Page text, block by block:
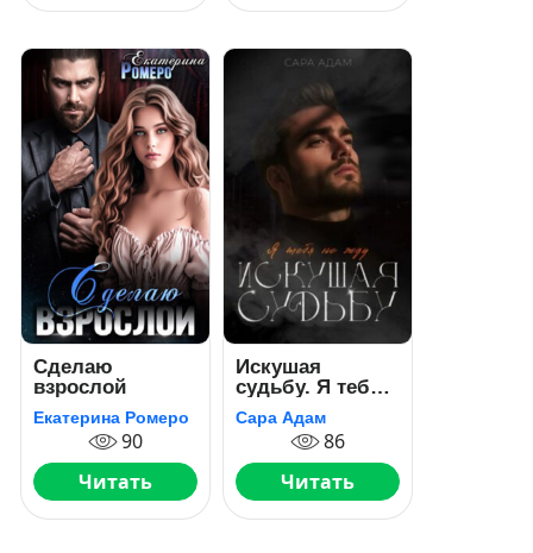
Сделаю
взрослой
Екатерина Ромеро
90
Читать
Искушая
судьбу. Я тебя
не жду
Сара Адам
86
Читать